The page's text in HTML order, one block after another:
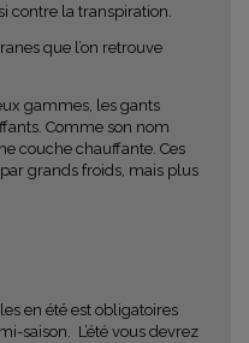
contre la transpiration.
que l’on retrouve
gammes, les gants
Comme son nom
couche chauffante. Ces
grands froids, mais plus
en été est obligatoires
saison. L’été vous devrez